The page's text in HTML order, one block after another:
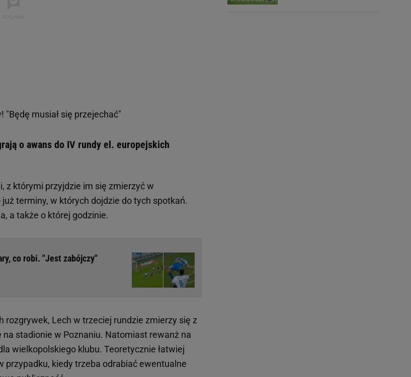
"Będę musiał się przejechać"
o awans do IV rundy el. europejskich
z którymi przyjdzie im się zmierzyć w
terminy, w których dojdzie do tych spotkań.
a także o której godzinie.
co robi. "Jest zabójczy"
rozgrywek, Lech w trzeciej rundzie zmierzy się z
na stadionie w Poznaniu. Natomiast rewanż na
wielkopolskiego klubu. Teoretycznie łatwiej
przypadku, kiedy trzeba odrabiać ewentualne